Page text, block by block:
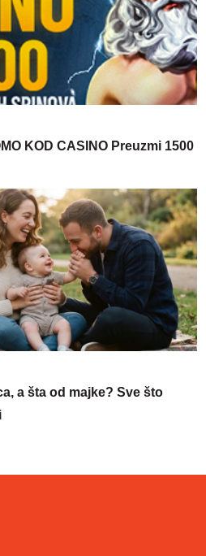
KOD CASINO Preuzmi 1500
a šta od majke? Sve što